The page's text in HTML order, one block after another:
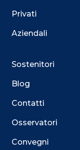
Privati
Aziendali
Sostenitori
Blog
Contatti
Osservatori
Convegni